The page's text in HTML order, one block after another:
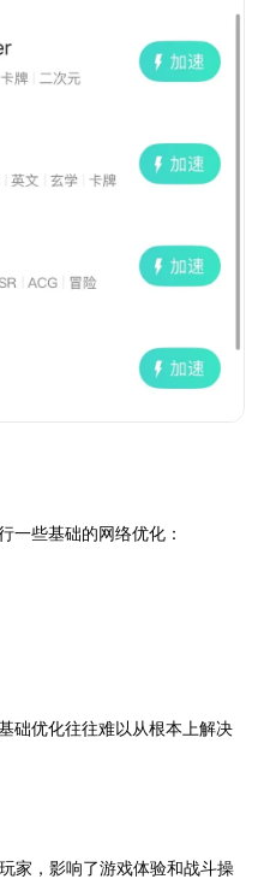
一些基础的网络优化：
础优化往往难以从根本上解决
家，影响了游戏体验和战斗操